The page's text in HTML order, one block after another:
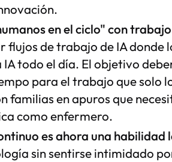
en el ciclo" con
flujos de trabajo de IA donde
todo el día. El objetivo
para el trabajo que solo
familias en apuros que
como enfermero.
es ahora una habilidad
sin sentirse intimidado